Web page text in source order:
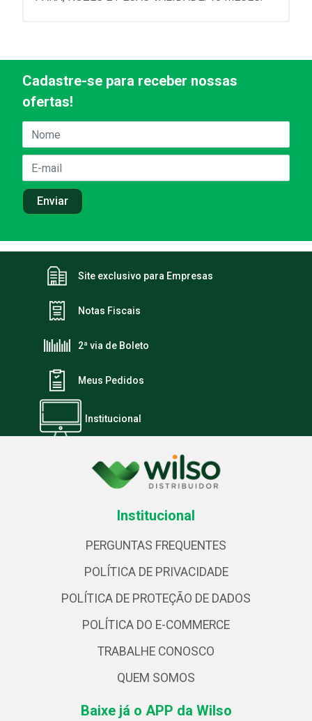
Cadastre-se para receber nossas
ofertas!
Site exclusivo para Empresas
Notas Fiscais
2ª via de Boleto
Meus Pedidos
Institucional
Institucional
PERGUNTAS FREQUENTES
POLÍTICA DE PRIVACIDADE
POLÍTICA DE PROTEÇÃO DE DADOS
POLÍTICA DO E-COMMERCE
TRABALHE CONOSCO
QUEM SOMOS
Baixe já o APP da Wilso